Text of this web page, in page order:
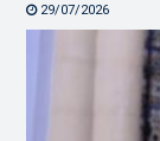
29/07/2026